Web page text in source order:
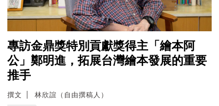
專訪金鼎獎特別貢獻獎得主「繪本阿
公」鄭明進，拓展台灣繪本發展的重要
推手
撰文 林欣誼（自由撰稿人）